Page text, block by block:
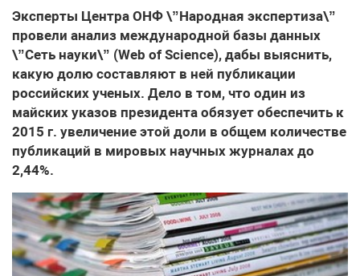
Эксперты Центра ОНФ \”Народная экспертиза\”
провели анализ международной базы данных
\”Сеть науки\” (Web of Science), дабы выяснить,
какую долю составляют в ней публикации
российских ученых. Дело в том, что один из
майских указов президента обязует обеспечить к
2015 г. увеличение этой доли в общем количестве
публикаций в мировых научных журналах до
2,44%.